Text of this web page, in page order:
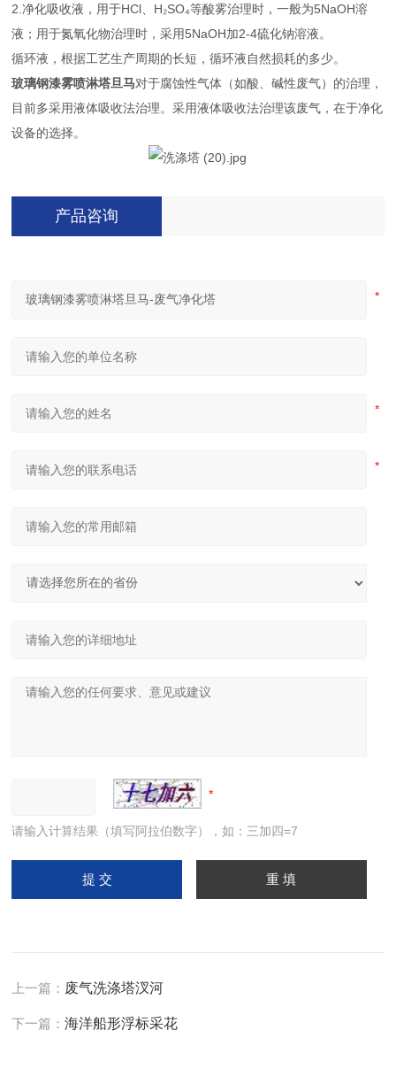
2.净化吸收液，用于HCl、H₂SO₄等酸雾治理时，一般为5NaOH溶
液；用于氮氧化物治理时，采用5NaOH加2-4硫化钠溶液。
循环液，根据工艺生产周期的长短，循环液自然损耗的多少。
玻璃钢漆雾喷淋塔旦马对于腐蚀性气体（如酸、碱性废气）的治理，
目前多采用液体吸收法治理。采用液体吸收法治理该废气，在于净化
设备的选择。
产品咨询
请输入计算结果（填写阿拉伯数字），如：三加四=7
上一篇： 废气洗涤塔汊河
下一篇：海洋船形浮标采花